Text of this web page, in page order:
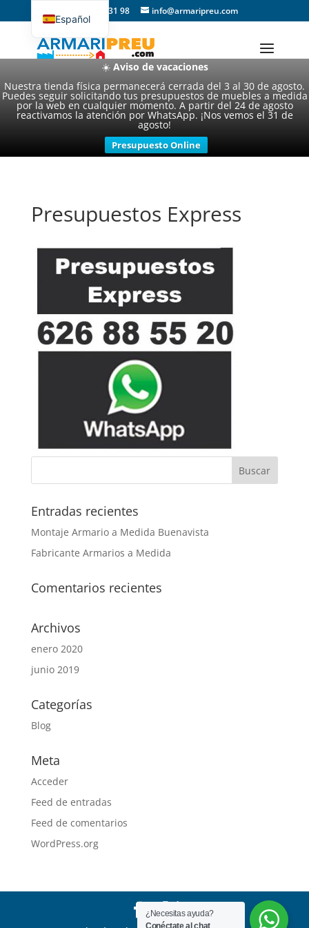
☀️ Aviso de vacaciones
Nuestra tienda física permanecerá cerrada del 3 al 30 de agosto.
Puedes seguir solicitando tus presupuestos de muebles a medida
por la web en cualquier momento. A partir del 24 de agosto
reactivamos la atención por WhatsApp. ¡Nos vemos el 31 de
agosto!
Presupuesto Online
93 357 31 98 info@armaripreu.com
Presupuestos Express
Entradas recientes
Montaje Armario a Medida Buenavista
Fabricante Armarios a Medida
Comentarios recientes
Archivos
enero 2020
junio 2019
Categorías
Blog
Meta
Acceder
Feed de entradas
Feed de comentarios
WordPress.org
¿Necesitas ayuda?
Conéctate al chat
Español
Català